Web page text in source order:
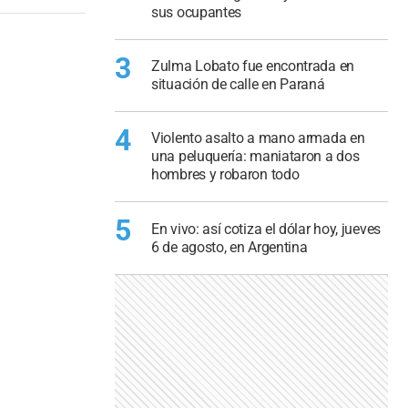
sus ocupantes
3
Zulma Lobato fue encontrada en
situación de calle en Paraná
4
Violento asalto a mano armada en
una peluquería: maniataron a dos
hombres y robaron todo
5
En vivo: así cotiza el dólar hoy, jueves
6 de agosto, en Argentina